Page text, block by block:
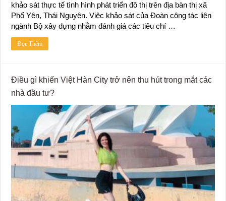
khảo sát thực tế tình hình phát triển đô thị trên địa bàn thị xã
Phổ Yên, Thái Nguyên. Việc khảo sát của Đoàn công tác liên
ngành Bộ xây dựng nhằm đánh giá các tiêu chí …
Đọc Thêm
Điều gì khiến Việt Hàn City trở nên thu hút trong mắt các
nhà đầu tư?